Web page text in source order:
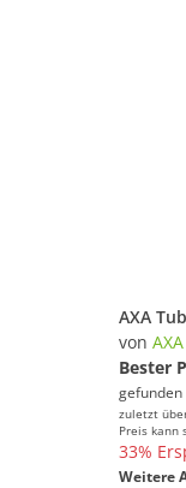
von AXA
Bester
gefunden
zuletzt
Preis kann
33%
Weitere